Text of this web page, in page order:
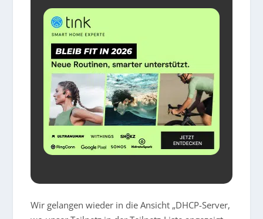
Wir gelangen wieder in die Ansicht „DHCP-Server,